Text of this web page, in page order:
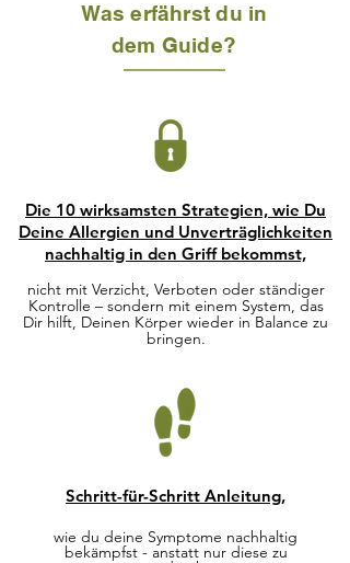
Was erfährst du in
dem Guide?
Die 10 wirksamsten Strategien, wie Du
Deine Allergien und Unverträglichkeiten
nachhaltig in den Griff bekommst,
nicht mit Verzicht, Verboten oder ständiger
Kontrolle – sondern mit einem System, das
Dir hilft, Deinen Körper wieder in Balance zu
bringen.
Schritt-für-Schritt Anleitung,
wie du deine Symptome nachhaltig
bekämpfst - anstatt nur diese zu